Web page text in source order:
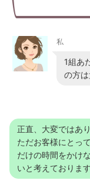
私
1組あ
の方
正直、大変ではあ
ただお客様にとっ
だけの時間をかけ
いと考えております